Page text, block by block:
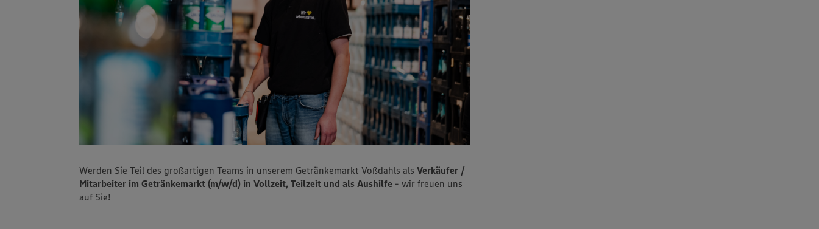
Werden Sie Teil des großartigen Teams in unserem Getränkemarkt Voßdahls alsVerkäufer /
Mitarbeiter im Getränkemarkt (m/w/d) in Vollzeit, Teilzeit und als Aushilfe - wir freuen uns
auf Sie!